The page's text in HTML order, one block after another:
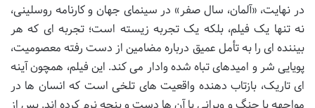
در نهایت، «آلمان، سال صفر» در سینمای جهان و کارنامه روسلینی،
نه تنها یک فیلم، بلکه یک تجربه زیسته است؛ تجربه ای که هر
بیننده ای را به تأمل عمیق درباره مضامین از دست رفته معصومیت،
پویایی شر و امیدهای تباه شده وادار می کند. این فیلم، همچون آینه
ای تاریک، بازتاب دهنده واقعیت های تلخی است که انسان ها در